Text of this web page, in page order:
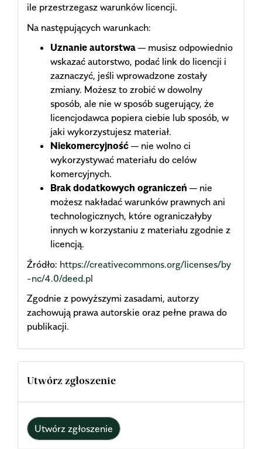
ile przestrzegasz warunków licencji.
Na następujących warunkach:
Uznanie autorstwa — musisz odpowiednio
wskazać autorstwo, podać link do licencji i
zaznaczyć, jeśli wprowadzone zostały
zmiany. Możesz to zrobić w dowolny
sposób, ale nie w sposób sugerujący, że
licencjodawca popiera ciebie lub sposób, w
jaki wykorzystujesz materiał.
Niekomercyjność — nie wolno ci
wykorzystywać materiału do celów
komercyjnych.
Brak dodatkowych ograniczeń — nie
możesz nakładać warunków prawnych ani
technologicznych, które ograniczałyby
innych w korzystaniu z materiału zgodnie z
licencją.
Źródło: https://creativecommons.org/licenses/by
-nc/4.0/deed.pl
Zgodnie z powyższymi zasadami, autorzy
zachowują prawa autorskie oraz pełne prawa do
publikacji.
Utwórz zgłoszenie
Utwórz zgłoszenie